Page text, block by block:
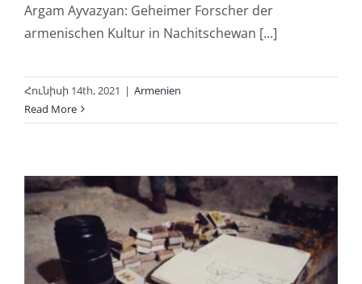
Argam Ayvazyan: Geheimer Forscher der
armenischen Kultur in Nachitschewan [...]
Հունիսի 14th, 2021 | Armenien
Read More